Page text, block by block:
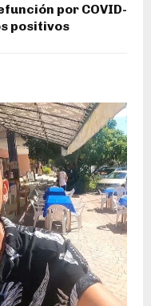
por COVID-
positivos